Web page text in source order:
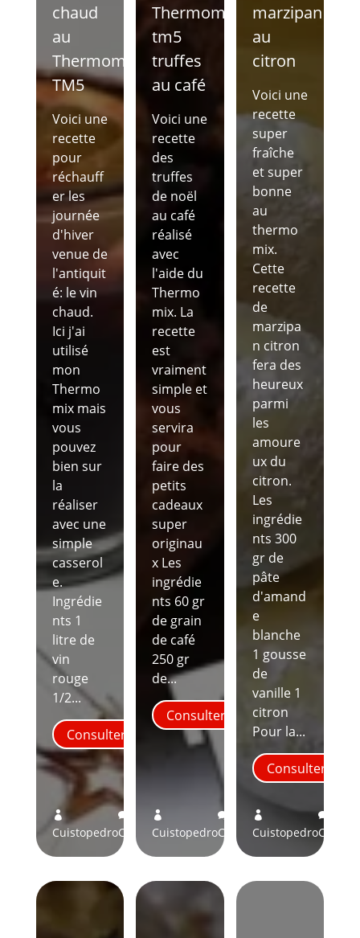
chaud
au
Thermomix
TM5
Voici une
recette
pour
réchauff
er les
journée
d'hiver
venue de
l'antiquit
é: le vin
chaud.
Ici j'ai
utilisé
mon
Thermo
mix mais
vous
pouvez
bien sur
la
réaliser
avec une
simple
casserol
e.
Ingrédie
nts 1
litre de
vin
rouge
1/2...
Consulter

Cuistopedro

Comments
Thermomix
tm5
truffes
au café
Voici une
recette
des
truffes
de noël
au café
réalisé
avec
l'aide du
Thermo
mix. La
recette
est
vraiment
simple et
vous
servira
pour
faire des
petits
cadeaux
super
originau
x Les
ingrédie
nts 60 gr
de grain
de café
250 gr
de...
Consulter

Cuistopedro

Comments
marzipan
au
citron
Voici une
recette
super
fraîche
et super
bonne
au
thermo
mix.
Cette
recette
de
marzipa
n citron
fera des
heureux
parmi
les
amoure
ux du
citron.
Les
ingrédie
nts 300
gr de
pâte
d'amand
e
blanche
1 gousse
de
vanille 1
citron
Pour la...
Consulter

Cuistopedro
